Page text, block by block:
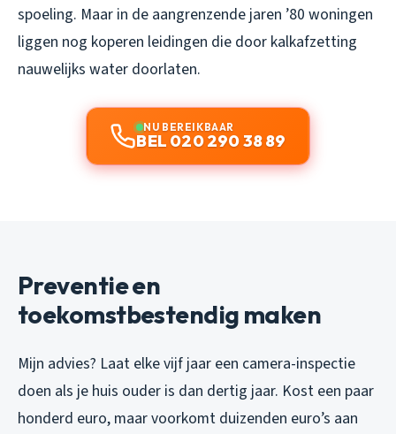
spoeling. Maar in de aangrenzende jaren ’80 woningen
liggen nog koperen leidingen die door kalkafzetting
nauwelijks water doorlaten.
NU BEREIKBAAR
BEL 020 290 38 89
Preventie en
toekomstbestendig maken
Mijn advies? Laat elke vijf jaar een camera-inspectie
doen als je huis ouder is dan dertig jaar. Kost een paar
honderd euro, maar voorkomt duizenden euro’s aan